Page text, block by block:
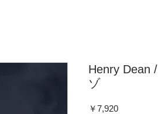
Henry Dean
ゾ
￥7,920価